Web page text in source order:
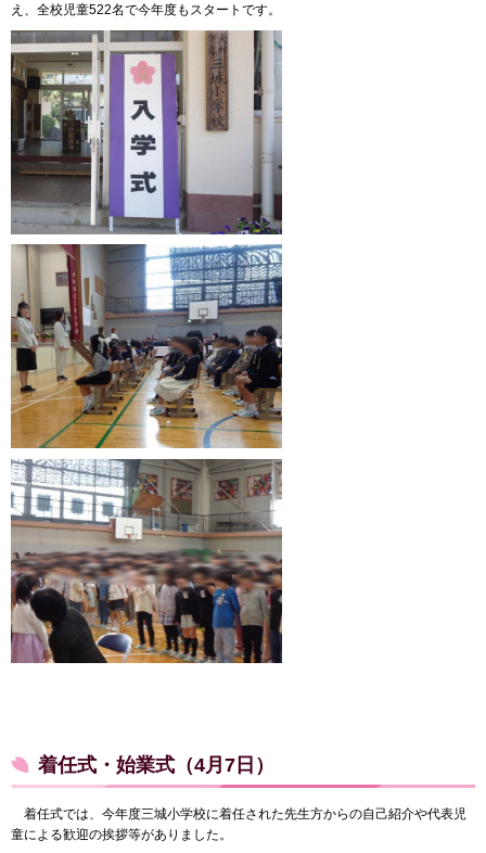
え、全校児童522名で今年度もスタートです。
着任式・始業式（4月7日）
着任式では、今年度三城小学校に着任された先生方からの自己紹介や代表児
童による歓迎の挨拶等がありました。